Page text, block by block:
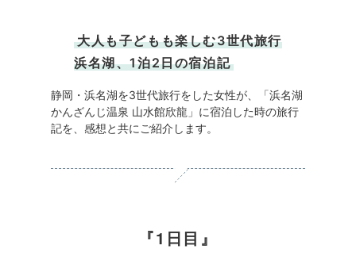
大人も子どもも楽しむ3世代旅行
浜名湖、1泊2日の宿泊記
静岡・浜名湖を3世代旅行をした女性が、「浜名湖
かんざんじ温泉 山水館欣龍」に宿泊した時の旅行
記を、感想と共にご紹介します。
1日目